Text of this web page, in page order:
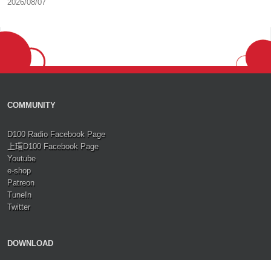
2026/08/07
COMMUNITY
D100 Radio Facebook Page
上環D100 Facebook Page
Youtube
e-shop
Patreon
TuneIn
Twitter
DOWNLOAD